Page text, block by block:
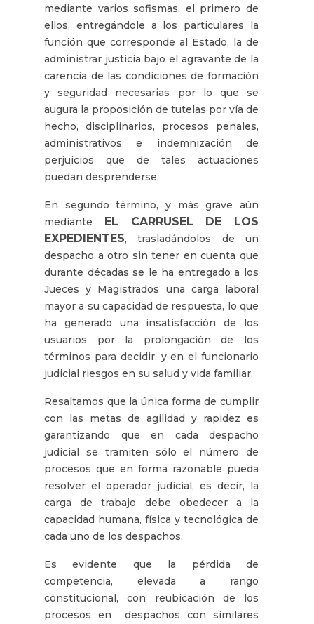
mediante varios sofismas, el primero de
ellos, entregándole a los particulares la
función que corresponde al Estado, la de
administrar justicia bajo el agravante de la
carencia de las condiciones de formación
y seguridad necesarias por lo que se
augura la proposición de tutelas por vía de
hecho, disciplinarios, procesos penales,
administrativos e indemnización de
perjuicios que de tales actuaciones
puedan desprenderse.
En segundo término, y más grave aún
mediante EL CARRUSEL DE LOS
EXPEDIENTES, trasladándolos de un
despacho a otro sin tener en cuenta que
durante décadas se le ha entregado a los
Jueces y Magistrados una carga laboral
mayor a su capacidad de respuesta, lo que
ha generado una insatisfacción de los
usuarios por la prolongación de los
términos para decidir, y en el funcionario
judicial riesgos en su salud y vida familiar.
Resaltamos que la única forma de cumplir
con las metas de agilidad y rapidez es
garantizando que en cada despacho
judicial se tramiten sólo el número de
procesos que en forma razonable pueda
resolver el operador judicial, es decir, la
carga de trabajo debe obedecer a la
capacidad humana, física y tecnológica de
cada uno de los despachos.
Es evidente que la pérdida de
competencia, elevada a rango
constitucional, con reubicación de los
procesos en despachos con similares